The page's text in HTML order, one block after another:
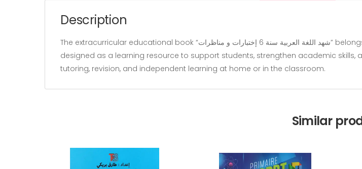
Description
The extracurricular educational book “شهد اللغة العربية سنة 6 إختبارات و مناظرات” belongs to the “Education” category and is written by mohamed chouaib. It is
designed as a learning resource to support students, strengthen academic
tutoring, revision, and independent learning at home or in the classroom.
Similar